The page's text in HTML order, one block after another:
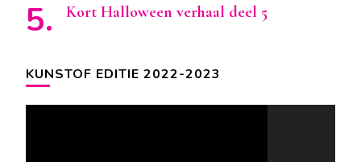
Kort Halloween verhaal deel 5
KUNSTOF EDITIE 2022-2023